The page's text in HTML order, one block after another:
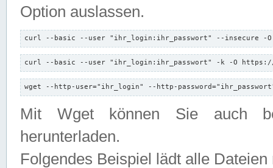
Option auslassen.
curl --basic --user "ihr_login:ihr_passwort" --insecure -
curl --basic --user "ihr_login:ihr_passwort" -k -O https://
wget --http-user="ihr_login" --http-
Mit Wget können Sie auch
herunterladen.
Folgendes Beispiel lädt alle